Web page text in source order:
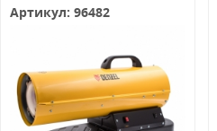
Артикул: 96482